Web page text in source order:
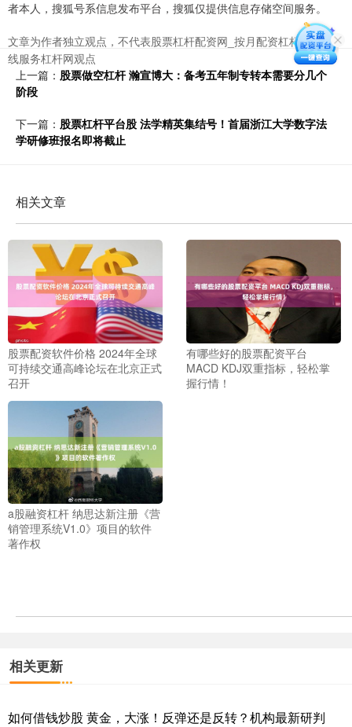
者本人，搜狐号系信息发布平台，搜狐仅提供信息存储空间服务。
文章为作者独立观点，不代表股票杠杆配资网_按月配资杠杆网_在
线服务杠杆网观点
上一篇： 股票做空杠杆 瀚宣博大：备考五年制专转本需要分几个
阶段
下一篇： 股票杠杆平台股 法学精英集结号！首届浙江大学数字法
学研修班报名即将截止
相关文章
股票配资软件价格 2024年全球
可持续交通高峰论坛在北京正式
召开
有哪些好的股票配资平台
MACD KDJ双重指标，轻松掌
握行情！
a股融资杠杆 纳思达新注册《营
销管理系统V1.0》项目的软件
著作权
相关更新
如何借钱炒股 黄金，大涨！反弹还是反转？机构最新研判